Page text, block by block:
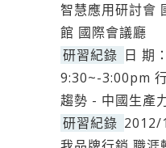
智慧應用研討會
館 國際會議廳
研習紀錄 日 期
9:30~-3:00pm
趨勢 - 中國生產
研習紀錄 2012/